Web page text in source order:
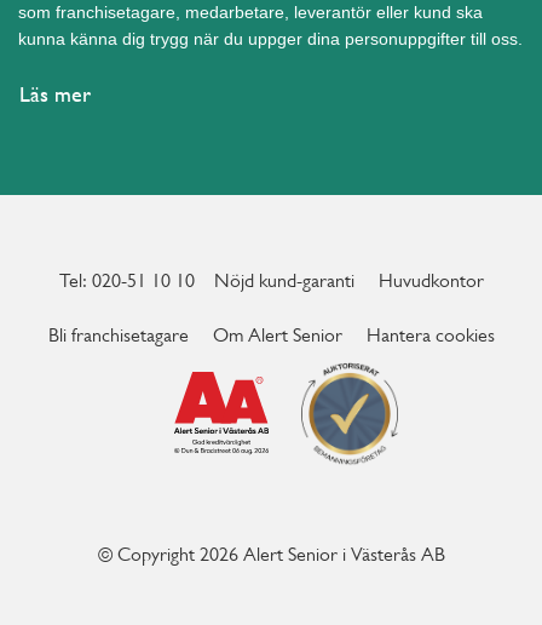
som franchisetagare, medarbetare, leverantör eller kund ska
kunna känna dig trygg när du uppger dina personuppgifter till oss.
Läs mer
Tel: 020-51 10 10 Nöjd kund-garanti Huvudkontor
Bli franchisetagare Om Alert Senior Hantera cookies
© Copyright 2026 Alert Senior i Västerås AB